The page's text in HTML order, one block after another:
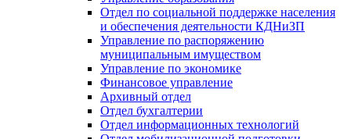
Отдел по социальной поддержке населения
и обеспечения деятельности КДНиЗП
Управление по распоряжению
муниципальным имуществом
Управление по экономике
Финансовое управление
Архивный отдел
Отдел бухгалтерии
Отдел информационных технологий